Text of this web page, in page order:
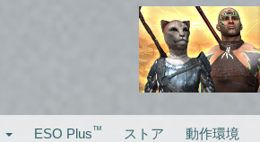
ESO Plus™ ストア 動作環境